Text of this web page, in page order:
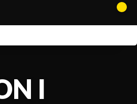
I